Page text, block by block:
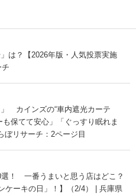
は？【2026年版・人気投票実施
」 カインズの“車内遮光カーテ
保てて安心」「ぐっすり眠れま
ぼリサーチ：2ページ目
！ 一番うまいと思う店はどこ？
ケーキの日」！】（2/4） | 兵庫県